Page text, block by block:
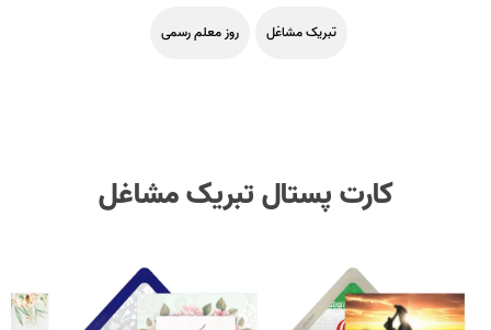
تبریک مشاغل روز معلم رسمی
کارت پستال تبریک مشاغل